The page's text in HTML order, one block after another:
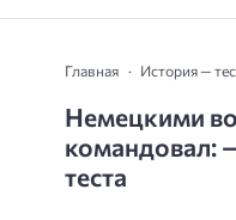
Главная История —
Немецкими
командовал:
теста